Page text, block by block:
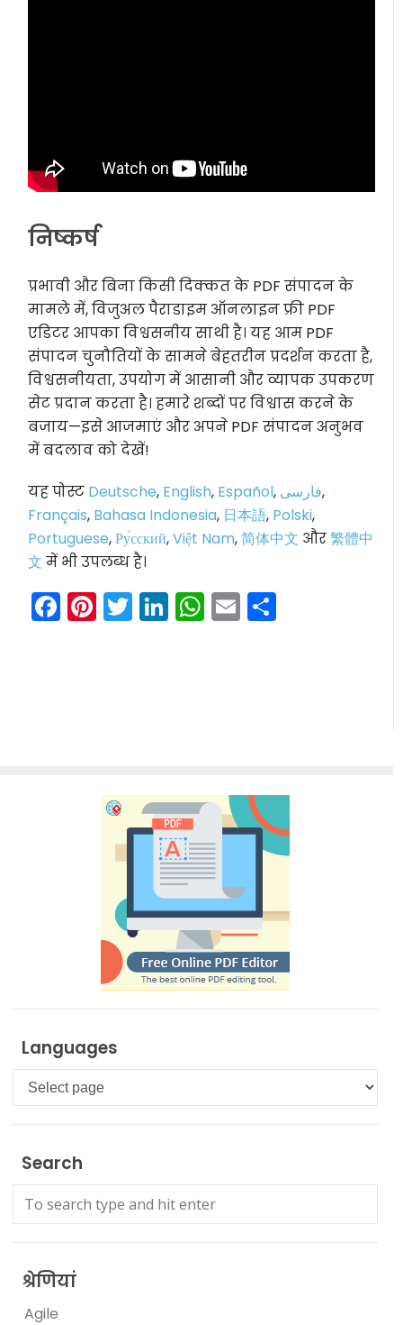
निष्कर्ष
प्रभावी और बिना किसी दिक्कत के PDF संपादन के
मामले में, विजुअल पैराडाइम ऑनलाइन फ्री PDF
एडिटर आपका विश्वसनीय साथी है। यह आम PDF
संपादन चुनौतियों के सामने बेहतरीन प्रदर्शन करता है,
विश्वसनीयता, उपयोग में आसानी और व्यापक उपकरण
सेट प्रदान करता है। हमारे शब्दों पर विश्वास करने के
बजाय—इसे आजमाएं और अपने PDF संपादन अनुभव
में बदलाव को देखें!
यह पोस्ट Deutsche, English, Español, فارسی,
Français, Bahasa Indonesia, 日本語, Polski,
Portuguese,Ру́сский,Việt Nam,简体中文 और繁體中
文 में भी उपलब्ध है।
Facebook
Pinterest
Twitter
LinkedIn
WhatsApp
Email
Languages
Languages
Search
श्रेणियां
Agile